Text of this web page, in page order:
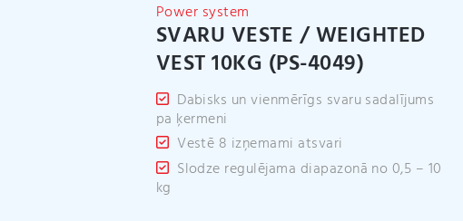
Power system
SVARU VESTE / WEIGHTED
VEST 10KG (PS-4049)
Dabisks un vienmērīgs svaru sadalījums
pa ķermeni
Vestē 8 izņemami atsvari
Slodze regulējama diapazonā no 0,5 – 10
kg